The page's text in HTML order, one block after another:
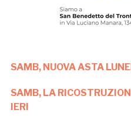
SAMB, NUOVA ASTA
SAMB, LA
IERI